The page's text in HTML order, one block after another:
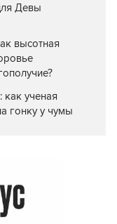
Девы
высотная
ученая
гонку у чумы